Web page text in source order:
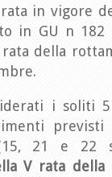
in vigore
in GU n 182
della
i soliti
21 e 22
V rata della